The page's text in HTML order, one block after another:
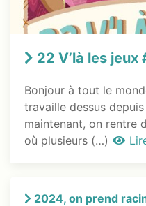
22 V’là les
Bonjour à tout le
travaille dessus
maintenant, on rentre
où plusieurs (…)
2024, on prend